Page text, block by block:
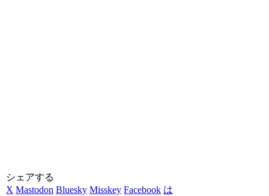
シェアする
X Mastodon Bluesky Misskey Facebook は